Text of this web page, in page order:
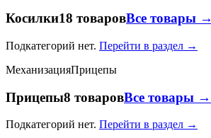
Косилки18 товаровВсе товары →
Подкатегорий нет. Перейти в раздел →
МеханизацияПрицепы
Прицепы8 товаровВсе товары →
Подкатегорий нет. Перейти в раздел →